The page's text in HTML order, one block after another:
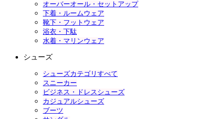
オーバーオール・セットアップ
下着・ルームウェア
靴下・フットウェア
浴衣・下駄
水着・マリンウェア
シューズ
シューズカテゴリすべて
スニーカー
ビジネス・ドレスシューズ
カジュアルシューズ
ブーツ